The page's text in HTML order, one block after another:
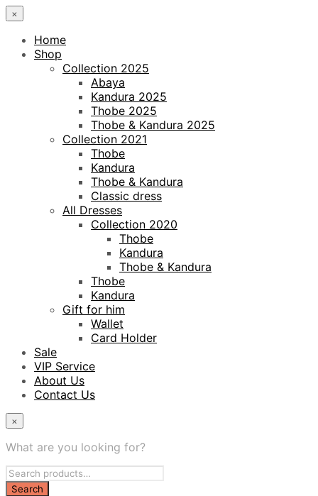
×
Home
Shop
Collection 2025
Abaya
Kandura 2025
Thobe 2025
Thobe & Kandura 2025
Collection 2021
Thobe
Kandura
Thobe & Kandura
Classic dress
All Dresses
Collection 2020
Thobe
Kandura
Thobe & Kandura
Thobe
Kandura
Gift for him
Wallet
Card Holder
Sale
VIP Service
About Us
Contact Us
×
What are you looking for?